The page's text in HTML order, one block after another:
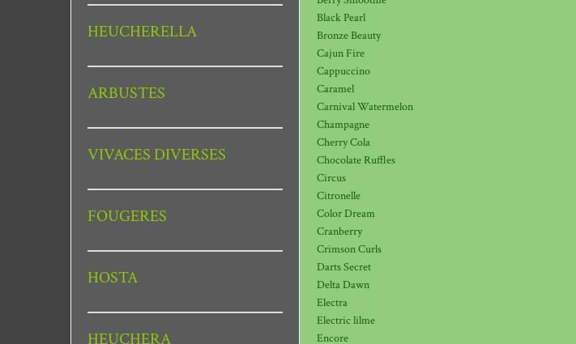
Black Pearl
Bronze Beauty
Cajun Fire
Cappuccino
Caramel
Carnival Watermelon
Champagne
Cherry Cola
Chocolate Ruffles
Circus
Citronelle
Color Dream
Cranberry
Crimson Curls
Darts Secret
Delta Dawn
Electra
Electric lilme
Encore
HEUCHERELLA
ARBUSTES
VIVACES DIVERSES
FOUGERES
HOSTA
HEUCHERA